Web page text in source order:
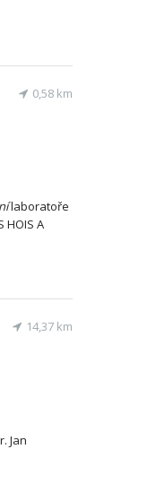
0,58 km
laboratoře
HOIS A
14,37 km
Jan